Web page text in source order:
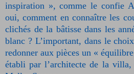
inspiration », comme le confie
oui, comment en connaître les
clichés de la bâtisse dans les
blanc ? L’important, dans le
redonner aux pièces un «
établi par l’architecte de la